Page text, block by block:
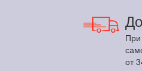
При
от